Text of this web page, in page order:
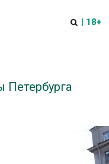
| 18+
Петербурга